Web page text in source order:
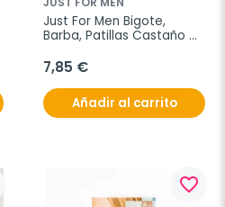
Just For Men Bigote,
Barba, Patillas Castaño
7,85 €
Añadir al carrito
favorite_border